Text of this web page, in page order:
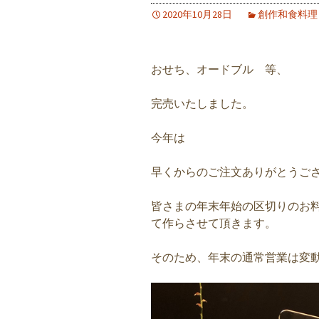
2020年10月28日 創作和食料
おせち、オードブル 等、
完売いたしました。
今年は
早くからのご注文ありがとうご
皆さまの年末年始の区切りのお
て作らさせて頂きます。
そのため、年末の通常営業は変